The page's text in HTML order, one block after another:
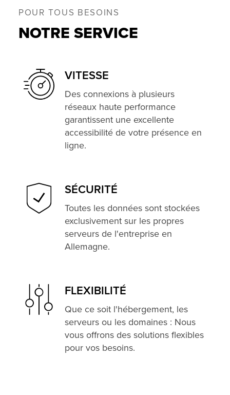
POUR TOUS BESOINS
NOTRE SERVICE
VITESSE
Des connexions à plusieurs
réseaux haute performance
garantissent une excellente
accessibilité de votre présence en
ligne.
SÉCURITÉ
Toutes les données sont stockées
exclusivement sur les propres
serveurs de l'entreprise en
Allemagne.
FLEXIBILITÉ
Que ce soit l'hébergement, les
serveurs ou les domaines : Nous
vous offrons des solutions flexibles
pour vos besoins.